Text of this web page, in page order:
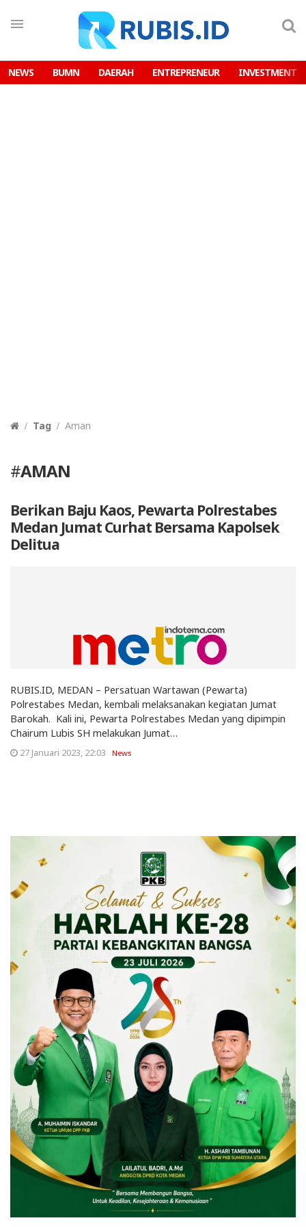
NEWS BUMN DAERAH ENTREPRENEUR INVESTMENT
Tag Aman
#AMAN
Berikan Baju Kaos, Pewarta Polrestabes
Medan Jumat Curhat Bersama Kapolsek
Delitua
RUBIS.ID, MEDAN – Persatuan Wartawan (Pewarta)
Polrestabes Medan, kembali melaksanakan kegiatan Jumat
Barokah. Kali ini, Pewarta Polrestabes Medan yang dipimpin
Chairum Lubis SH melakukan Jumat…
27 Januari 2023, 22:03 News